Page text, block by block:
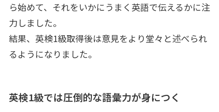
ら始めて、それをいかにうまく英語で伝えるかに注
力しました。
結果、英検1級取得後は意見をより堂々と述べられ
るようになりました。
英検1級では圧倒的な語彙力が身につく